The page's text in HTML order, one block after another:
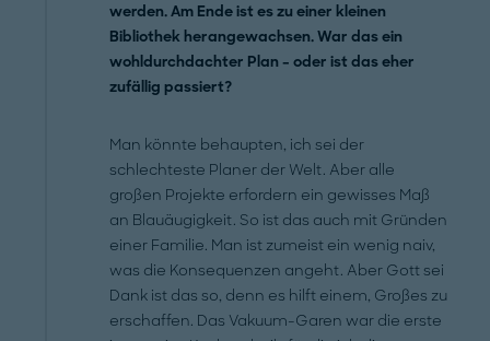
werden. Am Ende ist es zu einer kleinen
Bibliothek herangewachsen. War das ein
wohldurchdachter Plan – oder ist das eher
zufällig passiert?
Man könnte behaupten, ich sei der
schlechteste Planer der Welt. Aber alle
großen Projekte erfordern ein gewisses Maß
an Blauäugigkeit. So ist das auch mit Gründen
einer Familie. Man ist zumeist ein wenig naiv,
was die Konsequenzen angeht. Aber Gott sei
Dank ist das so, denn es hilft einem, Großes zu
erschaffen. Das Vakuum-Garen war die erste